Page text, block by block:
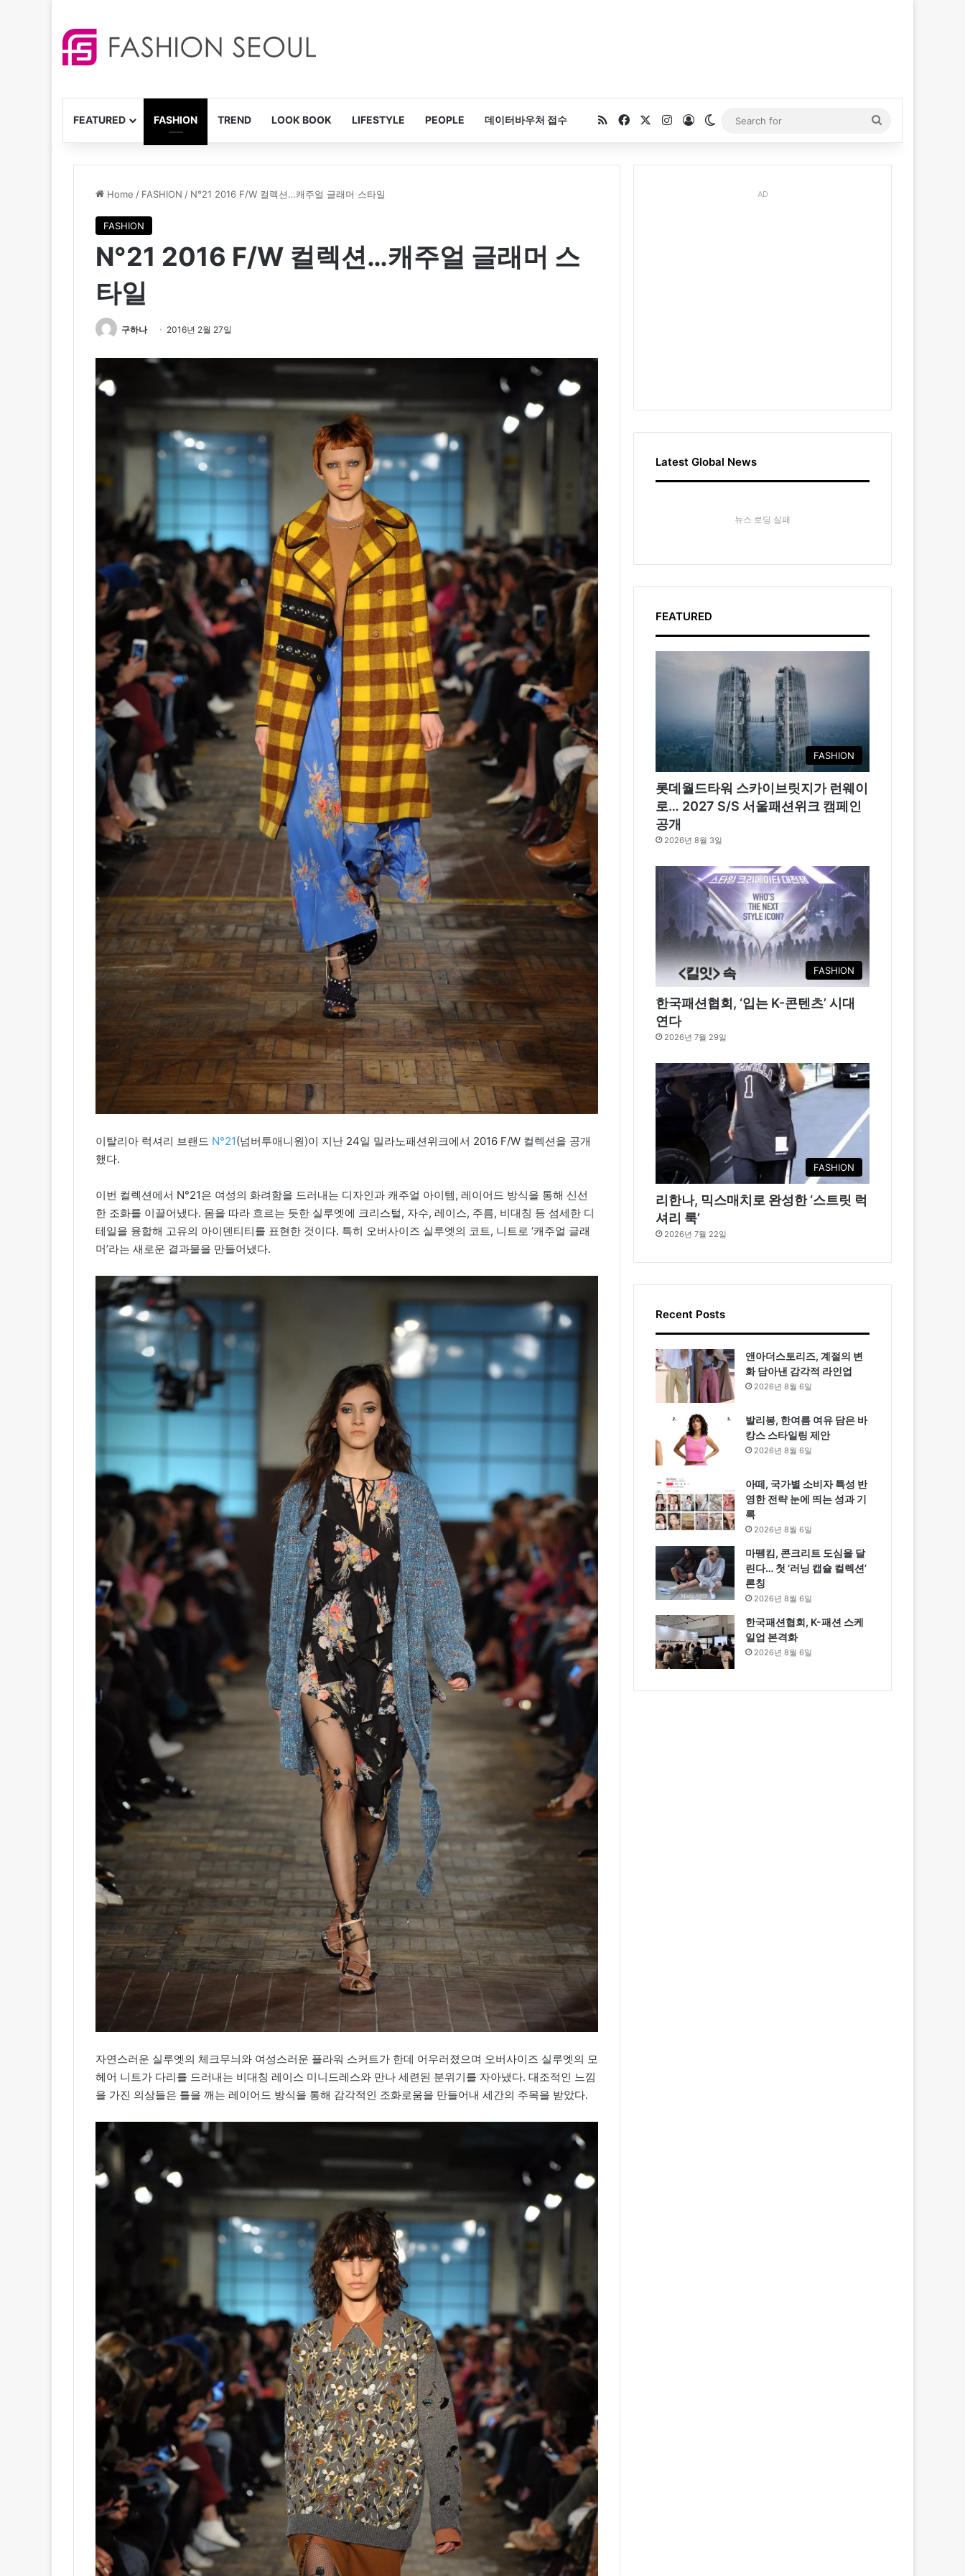
FEATURED FASHION TREND LOOK BOOK LIFESTYLE PEOPLE 데이터바우처 접수 RSS FacebookInstagram
Log InSwitch skin
for
Home / FASHION / N°21 2016 F/W 컬렉션…캐주얼 글래머 스타일
FASHION
N°21 2016 F/W 컬렉션…캐주얼 글래머 스
타일
구하나 2016년 2월 27일
이탈리아 럭셔리 브랜드 N°21(넘버투애니원)이 지난 24일 밀라노패션위크에서 2016 F/W 컬렉션을 공개
했다.
이번 컬렉션에서 N°21은 여성의 화려함을 드러내는 디자인과 캐주얼 아이템, 레이어드 방식을 통해 신선
한 조화를 이끌어냈다. 몸을 따라 흐르는 듯한 실루엣에 크리스털, 자수, 레이스, 주름, 비대칭 등 섬세한 디
테일을 융합해 고유의 아이덴티티를 표현한 것이다. 특히 오버사이즈 실루엣의 코트, 니트로 ‘캐주얼 글래
머’라는 새로운 결과물을 만들어냈다.
자연스러운 실루엣의 체크무늬와 여성스러운 플라워 스커트가 한데 어우러졌으며 오버사이즈 실루엣의 모
헤어 니트가 다리를 드러내는 비대칭 레이스 미니드레스와 만나 세련된 분위기를 자아냈다. 대조적인 느낌
을 가진 의상들은 틀을 깨는 레이어드 방식을 통해 감각적인 조화로움을 만들어내 세간의 주목을 받았다.
AD
Latest Global News
뉴스 로딩 실패
FEATURED
FASHION
롯데월드타워 스카이브릿지가 런웨이
로… 2027 S/S 서울패션위크 캠페인
공개
2026년 8월 3일
FASHION
한국패션협회, ‘입는 K-콘텐츠’ 시대
연다
2026년 7월 29일
FASHION
리한나, 믹스매치로 완성한 ‘스트릿 럭
셔리 룩’
2026년 7월 22일
Recent Posts
앤아더스토리즈, 계절의 변
화 담아낸 감각적 라인업
2026년 8월 6일
발리봉, 한여름 여유 담은 바
캉스 스타일링 제안
2026년 8월 6일
아떼, 국가별 소비자 특성 반
영한 전략 눈에 띄는 성과 기
록
2026년 8월 6일
마뗑킴, 콘크리트 도심을 달
린다… 첫 ‘러닝 캡슐 컬렉션’
론칭
2026년 8월 6일
한국패션협회, K-패션 스케
일업 본격화
2026년 8월 6일